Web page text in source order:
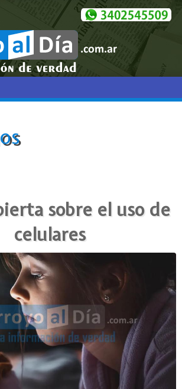
sobre el uso de
celulares